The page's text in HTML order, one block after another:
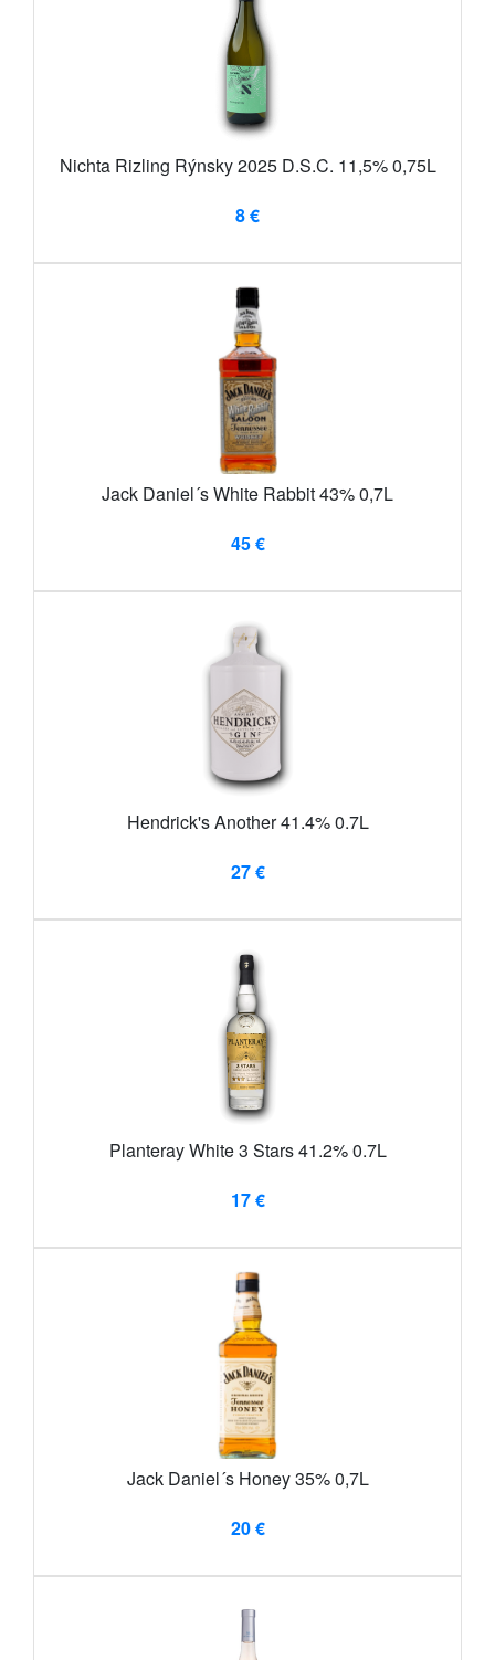
Nichta Rizling Rýnsky 2025 D.S.C. 11,5% 0,75L
8 €
Jack Daniel´s White Rabbit 43% 0,7L
45 €
Hendrick's Another 41.4% 0.7L
27 €
Planteray White 3 Stars 41.2% 0.7L
17 €
Jack Daniel´s Honey 35% 0,7L
20 €